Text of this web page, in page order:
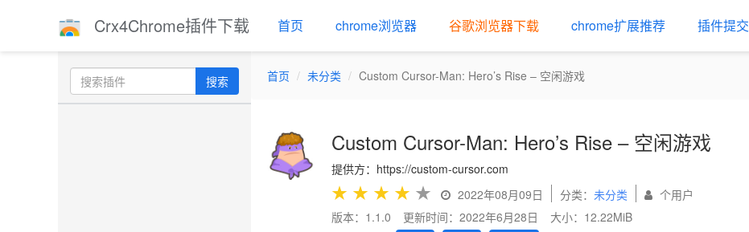
Crx4Chrome插件下载 首页 chrome浏览器 谷歌浏览器下载 chrome扩展推荐 插件提交
搜索 首页 未分类 Custom Cursor-Man: Hero’s Rise – 空闲游戏
Custom Cursor-Man: Hero’s Rise – 空闲游戏
提供方：https://custom-cursor.com
★ ★ ★ ★ ★ 2022年08月09日 分类： 未分类
个用户
版本：1.1.0
更新时间：2022年6月28日
大小：12.22MiB